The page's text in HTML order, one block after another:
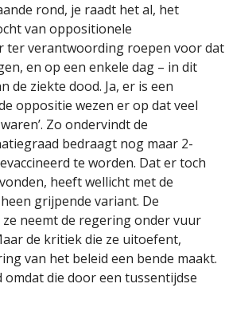
rond, je raadt het al, het
van oppositionele
ter verantwoording roepen voor dat
en op een enkele dag – in dit
de ziekte dood. Ja, er is een
oppositie wezen er op dat veel
Zo ondervindt de
bedraagt nog maar 2-
te worden. Dat er toch
heeft wellicht met de
grijpende variant. De
neemt de regering onder vuur
de kritiek die ze uitoefent,
van het beleid een bende maakt.
die door een tussentijdse